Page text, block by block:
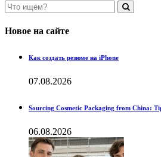
Новое на сайте
Как создать резюме на iPhone
07.08.2026
Sourcing Cosmetic Packaging from China:
06.08.2026